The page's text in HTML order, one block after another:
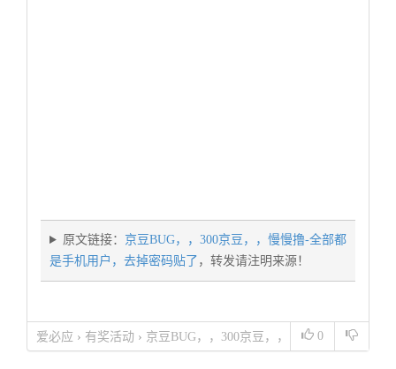
原文链接： 京豆BUG，，300京豆，，慢慢撸-全部都
是手机用户，去掉密码贴了 ，转发请注明来源！
0
爱必应 › 有奖活动 › 京豆BUG，，300京豆，，